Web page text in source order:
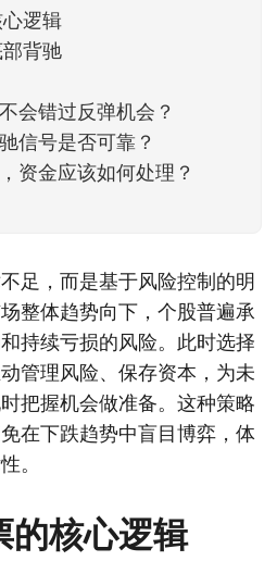
般的暖风。指数涨了百点，交易额
逻辑
背驰
会错过反弹机会？
信号是否可靠？
资金应该如何处理？
足，而是基于风险控制的明
整体趋势向下，个股普遍承
持续亏损的风险。此时选择
管理风险、保存资本，为未
把握机会做准备。这种策略
在下跌趋势中盲目博弈，体
。
的核心逻辑